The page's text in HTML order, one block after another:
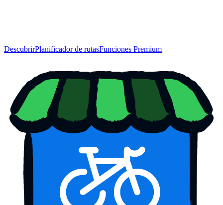
DescubrirPlanificador de rutasFunciones Premium